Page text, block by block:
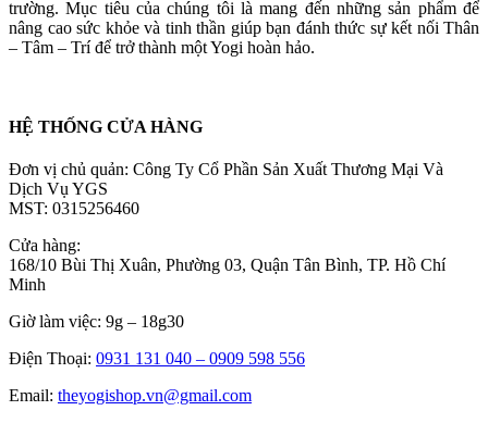
trường. Mục tiêu của chúng tôi là mang đến những sản phẩm để
nâng cao sức khỏe và tinh thần giúp bạn đánh thức sự kết nối Thân
– Tâm – Trí để trở thành một Yogi hoàn hảo.
HỆ THỐNG CỬA HÀNG
Đơn vị chủ quản: Công Ty Cổ Phần Sản Xuất Thương Mại Và
Dịch Vụ YGS
MST: 0315256460
Cửa hàng:
168/10 Bùi Thị Xuân, Phường 03, Quận Tân Bình, TP. Hồ Chí
Minh
Giờ làm việc: 9g – 18g30
Điện Thoại: 0931 131 040 – 0909 598 556
Email: theyogishop.vn@gmail.com